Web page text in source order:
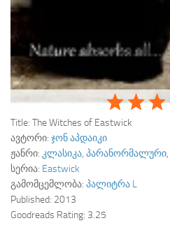
Title: The Witches of Eastwick
ავტორი: ჯონ აპდაიკი
ჟანრი: კლასიკა, პარანორმალური,
სერია: Eastwick
გამომცემლობა: პალიტრა L
Published: 2013
Goodreads Rating: 3.25